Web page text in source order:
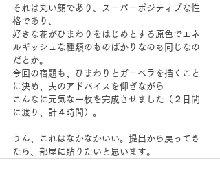
それは丸い顔であり、スーパーポジティブな性
格であり、
好きな花がひまわりをはじめとする原色でエネ
ルギッシュな種類のものばかりなのも同じなの
だとか。
今回の宿題も、ひまわりとガーベラを描くこと
に決め、夫のアドバイスを仰ぎながら
こんなに元気な一枚を完成させました（２日間
に渡り、計４時間）。
うん、これはなかなかいい。提出から戻ってき
たら、部屋に貼りたいと思います。